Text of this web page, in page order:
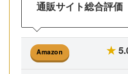
通販サイト総合評価
Amazon ★